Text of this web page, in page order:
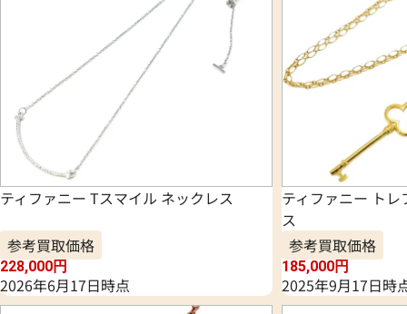
ティファニー Tスマイル ネックレス
参考買取価格
228,000円
2026年6月17日時点
ティファニー ト
ス
参考買取価格
185,000円
2025年9月17日時